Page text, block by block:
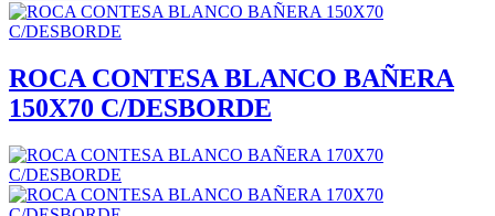
ROCA CONTESA BLANCO BAÑERA
150X70 C/DESBORDE